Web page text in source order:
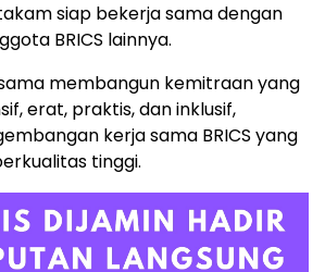
siap bekerja sama dengan
BRICS lainnya.
membangun kemitraan yang
erat, praktis, dan inklusif,
kerja sama BRICS yang
tinggi.